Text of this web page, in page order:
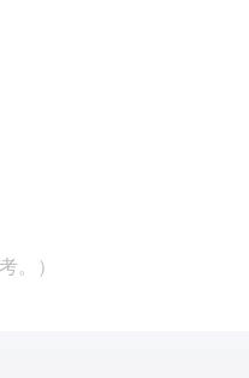
。）